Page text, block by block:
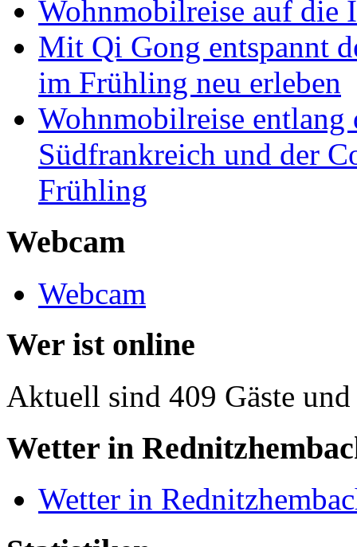
Wohnmobilreise auf die
Mit Qi Gong entspannt
im Frühling neu erleben
Wohnmobilreise
Südfrankreich und der
Frühling
Webcam
Webcam
Wer ist online
Aktuell sind 409 Gäste
Wetter in
Wetter in